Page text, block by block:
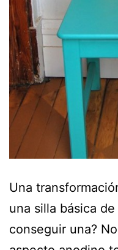
Una
una silla básica
conseguir una?